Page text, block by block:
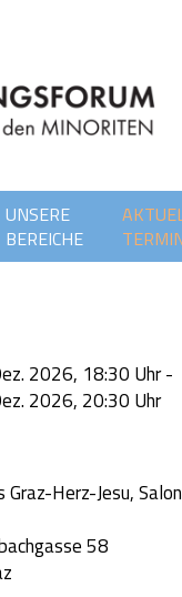
UNSERE
BEREICHE
2026, 18:30 Uhr-
2026, 20:30 Uhr
Graz-Herz-Jesu,
58